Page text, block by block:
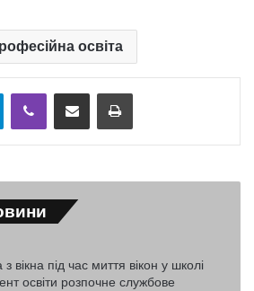
освіта
TelegramViber Надіслати електронною поштоюНадрукувати
вікна під час миття вікон у школі
освіти розпочне службове